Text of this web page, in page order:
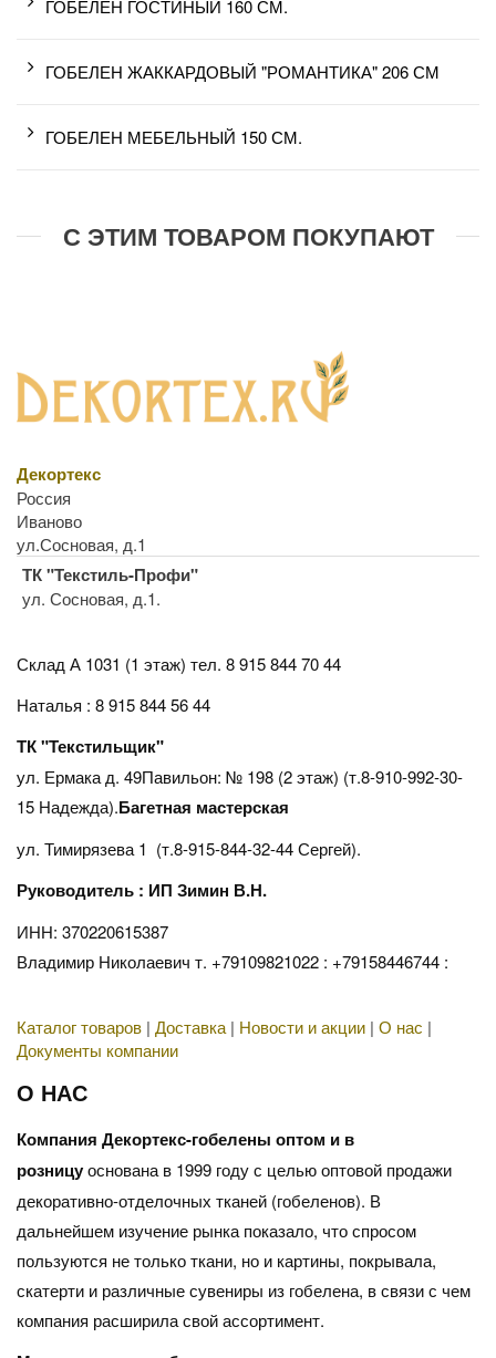
ГОБЕЛЕН ГОСТИНЫЙ 160 СМ.
ГОБЕЛЕН ЖАККАРДОВЫЙ "РОМАНТИКА" 206 СМ
ГОБЕЛЕН МЕБЕЛЬНЫЙ 150 СМ.
С ЭТИМ ТОВАРОМ ПОКУПАЮТ
Декортекс
Россия
Иваново
ул.Сосновая, д.1
ТК "Текстиль-Профи"
ул. Сосновая, д.1.
Склад А 1031 (1 этаж) тел. 8 915 844 70 44
Наталья : 8 915 844 56 44
ТК "Текстильщик"
ул. Ермака д. 49Павильон: № 198 (2 этаж) (т.8-910-992-30-
15 Надежда).Багетная мастерская
ул. Тимирязева 1 (т.8-915-844-32-44 Сергей).
Руководитель : ИП Зимин В.Н.
ИНН: 370220615387
Владимир Николаевич т. +79109821022 : +79158446744 :
Каталог товаров | Доставка | Новости и акции | О нас |
Документы компании
О НАС
Компания Декортекс-гобелены оптом и в
розницуоснована в 1999 году с целью оптовой продажи
декоративно-отделочных тканей (гобеленов). В
дальнейшем изучение рынка показало, что спросом
пользуются не только ткани, но и картины, покрывала,
скатерти и различные сувениры из гобелена, в связи с чем
компания расширила свой ассортимент.